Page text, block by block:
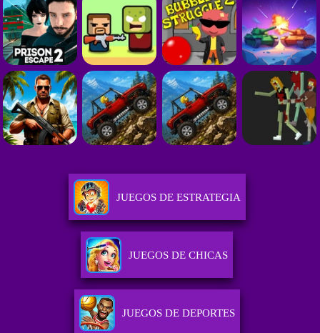
JUEGOS DE ESTRATEGIA
JUEGOS DE CHICAS
JUEGOS DE DEPORTES